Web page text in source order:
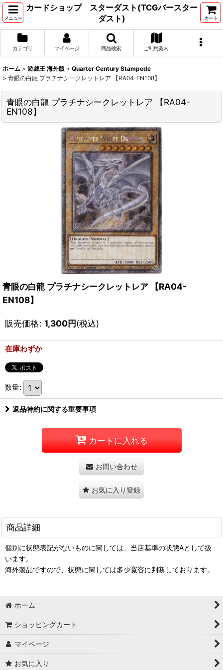
メニュー
カードショップ スターダスト(TCGバースター
ダスト)
カート
カテゴリ マイページ 商品検索 ご利用案内
ホーム > 遊戯王 海外版 > Quarter Century Stampede
> 青眼の白龍 プラチナシークレットレア 【RA04-EN108】
青眼の白龍 プラチナシークレットレア 【RA04-
EN108】
青眼の白龍 プラチナシークレットレア 【RA04-
EN108】
販売価格: 1,300円(税込)
在庫わずか
数量:
返品特約に関する重要事項
カートに入れる
お問い合わせ
お気に入り登録
商品詳細
個別に状態表記がないものに関しては、当店基準の状態Aとして扱
います。
海外製品ですので、状態に関しては多少寛容に判断しております。
ホーム
ショッピングカート
マイページ
お気に入り